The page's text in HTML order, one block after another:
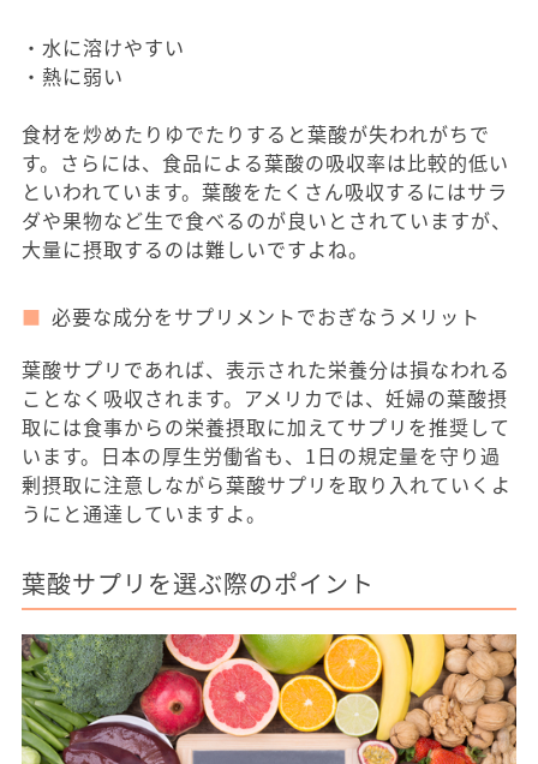
・水に溶けやすい
・熱に弱い
食材を炒めたりゆでたりすると葉酸が失われがちで
す。さらには、食品による葉酸の吸収率は比較的低い
といわれています。葉酸をたくさん吸収するにはサラ
ダや果物など生で食べるのが良いとされていますが、
大量に摂取するのは難しいですよね。
必要な成分をサプリメントでおぎなうメリット
葉酸サプリであれば、表示された栄養分は損なわれる
ことなく吸収されます。アメリカでは、妊婦の葉酸摂
取には食事からの栄養摂取に加えてサプリを推奨して
います。日本の厚生労働省も、1日の規定量を守り過
剰摂取に注意しながら葉酸サプリを取り入れていくよ
うにと通達していますよ。
葉酸サプリを選ぶ際のポイント